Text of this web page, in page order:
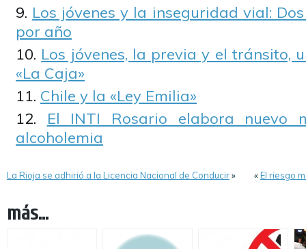
Los jóvenes y la inseguridad vial:
por año
Los jóvenes, la previa y el tránsito,
«La Caja»
Chile y la «Ley Emilia»
El INTI Rosario elabora nuevo
alcoholemia
La Rioja se adhirió a la Licencia Nacional de Conducir» «El riesgo
más...